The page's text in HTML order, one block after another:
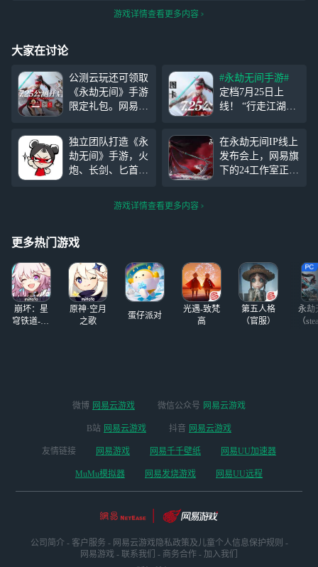
游戏详情查看更多内容
大家在讨论
公测云玩还可领取
《永劫无间》手游
限定礼包。网易云
现一站式畅玩众多
热门游戏，免下
载、不发烫！现在
让我们一起来看下
径教程吧！
#永劫无间手游#
定档7月25日上
线！ “行走江湖，
竞技，只此一家！
永劫无间手游7月2
5日即将正式公
测！ 云云为各位
独立团队打造《永
劫无间》手游，火
炮、长剑、匕首等
享受自由战斗。每
种武器都有独特特
剑光如织；太刀轻
型、破坏力强。展
现玩家的勇气与技
术。
在永劫无间IP线上
发布会上，网易旗
下的24工作室正式
技，只此一家”的
竞技手游首次曝光
后，全网预约量已
突破3000万，即将
迎来公测。对于设
没有网页版，但这
里推荐一个通过云
游玩的方法。想来
快速体验永劫无间
端游。这里小编给
大家推荐网易云游
游戏详情查看更多内容
更多热门游戏
崩坏：星
穹铁道-4.4
原神·空月
之歌
蛋仔派对
光遇-致梵
高
第五人格
（官服）
永劫
（
微博 网易云游戏 微信公众号 网易云游戏
B站 网易云游戏 抖音 网易云游戏
友情链接 网易游戏 网易千千壁纸 网易UU加速器
MuMu模拟器 网易发烧游戏 网易UU远程
公司简介 - 客户服务 - 网易云游戏隐私政策及儿童个人信息保护规则 -
网易游戏 - 联系我们 - 商务合作 - 加入我们